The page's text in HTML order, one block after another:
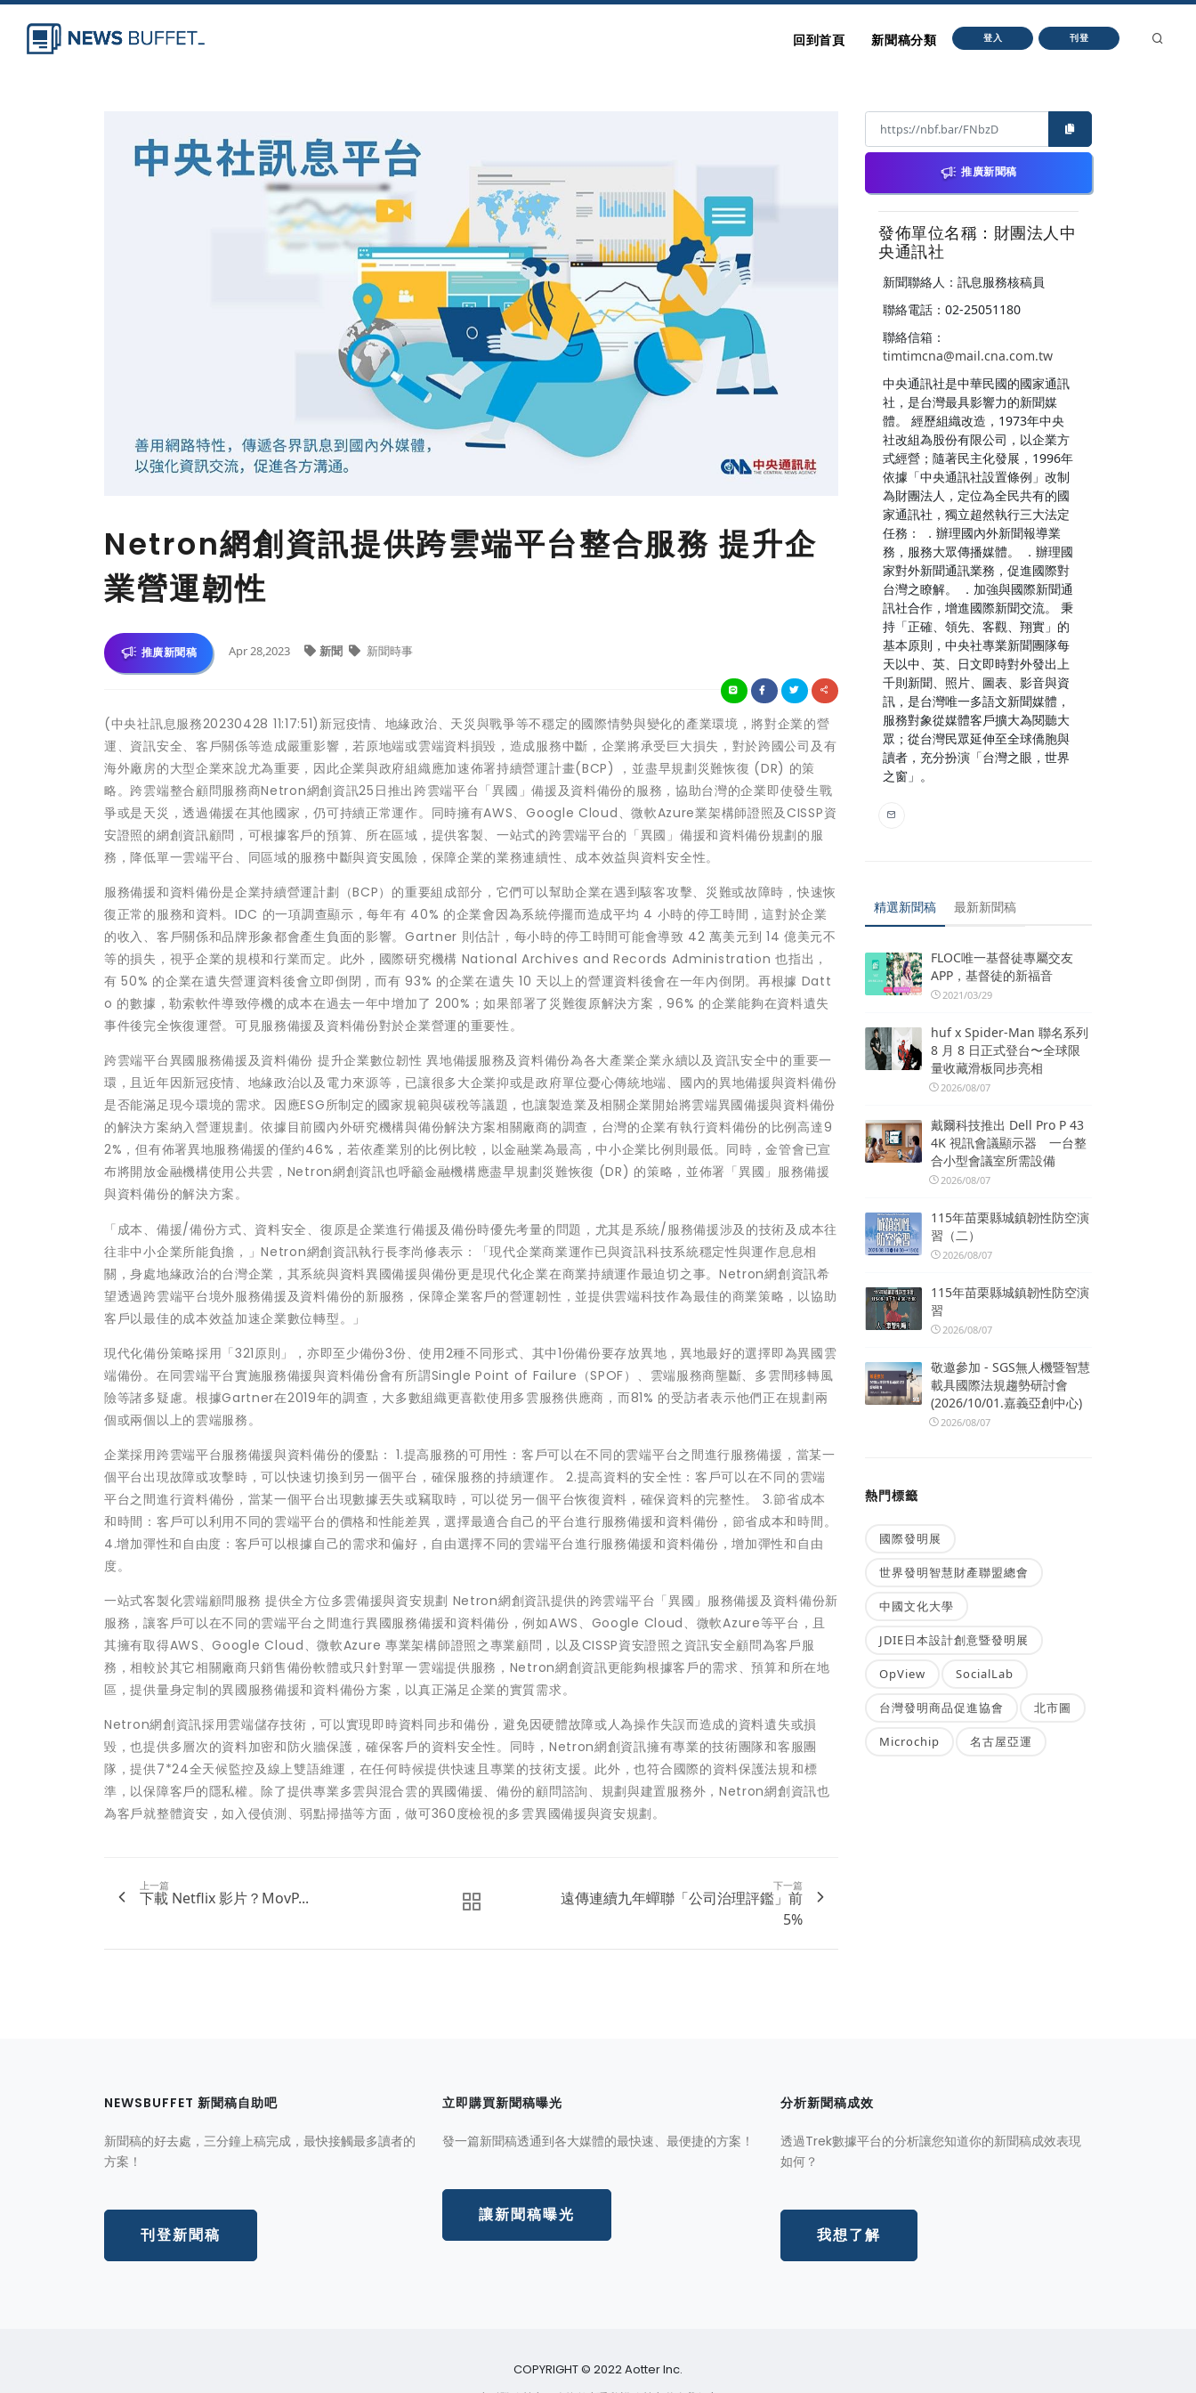
回到首頁 新聞稿分類 登入 刊登
Netron網創資訊提供跨雲端平台整合服務 提升企
業營運韌性
推廣新聞稿 Apr 28,2023 新聞 新聞時事
(中央社訊息服務20230428 11:17:51)新冠疫情、地緣政治、天災與戰爭等不穩定的國際情勢與變化的產業環境，將對企業的營
運、資訊安全、客戶關係等造成嚴重影響，若原地端或雲端資料損毀，造成服務中斷，企業將承受巨大損失，對於跨國公司及有
海外廠房的大型企業來說尤為重要，因此企業與政府組織應加速佈署持續營運計畫(BCP) ，並盡早規劃災難恢復 (DR) 的策
略。跨雲端整合顧問服務商Netron網創資訊25日推出跨雲端平台「異國」備援及資料備份的服務，協助台灣的企業即使發生戰
爭或是天災，透過備援在其他國家，仍可持續正常運作。同時擁有AWS、Google Cloud、微軟Azure業架構師證照及CISSP資
安證照的網創資訊顧問，可根據客戶的預算、所在區域，提供客製、一站式的跨雲端平台的「異國」備援和資料備份規劃的服
務，降低單一雲端平台、同區域的服務中斷與資安風險，保障企業的業務連續性、成本效益與資料安全性。
服務備援和資料備份是企業持續營運計劃（BCP）的重要組成部分，它們可以幫助企業在遇到駭客攻擊、災難或故障時，快速恢
復正常的服務和資料。IDC 的一項調查顯示，每年有 40% 的企業會因為系統停擺而造成平均 4 小時的停工時間，這對於企業
的收入、客戶關係和品牌形象都會產生負面的影響。Gartner 則估計，每小時的停工時間可能會導致 42 萬美元到 14 億美元不
等的損失，視乎企業的規模和行業而定。此外，國際研究機構 National Archives and Records Administration 也指出，
有 50% 的企業在遺失營運資料後會立即倒閉，而有 93% 的企業在遺失 10 天以上的營運資料後會在一年內倒閉。再根據 Datt
o 的數據，勒索軟件導致停機的成本在過去一年中增加了 200%；如果部署了災難復原解決方案，96% 的企業能夠在資料遺失
事件後完全恢復運營。可見服務備援及資料備份對於企業營運的重要性。
跨雲端平台異國服務備援及資料備份 提升企業數位韌性 異地備援服務及資料備份為各大產業企業永續以及資訊安全中的重要一
環，且近年因新冠疫情、地緣政治以及電力來源等，已讓很多大企業抑或是政府單位憂心傳統地端、國內的異地備援與資料備份
是否能滿足現今環境的需求。因應ESG所制定的國家規範與碳稅等議題，也讓製造業及相關企業開始將雲端異國備援與資料備份
的解決方案納入營運規劃。依據目前國內外研究機構與備份解決方案相關廠商的調查，台灣的企業有執行資料備份的比例高達9
2%，但有佈署異地服務備援的僅約46%，若依產業別的比例比較，以金融業為最高，中小企業比例則最低。同時，金管會已宣
布將開放金融機構使用公共雲，Netron網創資訊也呼籲金融機構應盡早規劃災難恢復 (DR) 的策略，並佈署「異國」服務備援
與資料備份的解決方案。
「成本、備援/備份方式、資料安全、復原是企業進行備援及備份時優先考量的問題，尤其是系統/服務備援涉及的技術及成本往
往非中小企業所能負擔，」Netron網創資訊執行長李尚修表示：「現代企業商業運作已與資訊科技系統穩定性與運作息息相
關，身處地緣政治的台灣企業，其系統與資料異國備援與備份更是現代化企業在商業持續運作最迫切之事。Netron網創資訊希
望透過跨雲端平台境外服務備援及資料備份的新服務，保障企業客戶的營運韌性，並提供雲端科技作為最佳的商業策略，以協助
客戶以最佳的成本效益加速企業數位轉型。」
現代化備份策略採用「321原則」，亦即至少備份3份、使用2種不同形式、其中1份備份要存放異地，異地最好的選擇即為異國雲
端備份。在同雲端平台實施服務備援與資料備份會有所謂Single Point of Failure（SPOF）、雲端服務商壟斷、多雲間移轉風
險等諸多疑慮。根據Gartner在2019年的調查，大多數組織更喜歡使用多雲服務供應商，而81% 的受訪者表示他們正在規劃兩
個或兩個以上的雲端服務。
企業採用跨雲端平台服務備援與資料備份的優點： 1.提高服務的可用性：客戶可以在不同的雲端平台之間進行服務備援，當某一
個平台出現故障或攻擊時，可以快速切換到另一個平台，確保服務的持續運作。 2.提高資料的安全性：客戶可以在不同的雲端
平台之間進行資料備份，當某一個平台出現數據丟失或竊取時，可以從另一個平台恢復資料，確保資料的完整性。 3.節省成本
和時間：客戶可以利用不同的雲端平台的價格和性能差異，選擇最適合自己的平台進行服務備援和資料備份，節省成本和時間。
4.增加彈性和自由度：客戶可以根據自己的需求和偏好，自由選擇不同的雲端平台進行服務備援和資料備份，增加彈性和自由
度。
一站式客製化雲端顧問服務 提供全方位多雲備援與資安規劃 Netron網創資訊提供的跨雲端平台「異國」服務備援及資料備份新
服務，讓客戶可以在不同的雲端平台之間進行異國服務備援和資料備份，例如AWS、Google Cloud、微軟Azure等平台，且
其擁有取得AWS、Google Cloud、微軟Azure 專業架構師證照之專業顧問，以及CISSP資安證照之資訊安全顧問為客戶服
務，相較於其它相關廠商只銷售備份軟體或只針對單一雲端提供服務，Netron網創資訊更能夠根據客戶的需求、預算和所在地
區，提供量身定制的異國服務備援和資料備份方案，以真正滿足企業的實質需求。
Netron網創資訊採用雲端儲存技術，可以實現即時資料同步和備份，避免因硬體故障或人為操作失誤而造成的資料遺失或損
毀，也提供多層次的資料加密和防火牆保護，確保客戶的資料安全性。同時，Netron網創資訊擁有專業的技術團隊和客服團
隊，提供7*24全天候監控及線上雙語維運，在任何時候提供快速且專業的技術支援。此外，也符合國際的資料保護法規和標
準，以保障客戶的隱私權。除了提供專業多雲與混合雲的異國備援、備份的顧問諮詢、規劃與建置服務外，Netron網創資訊也
為客戶就整體資安，如入侵偵測、弱點掃描等方面，做可360度檢視的多雲異國備援與資安規劃。
上一篇
下載 Netflix 影片？MovP...
下一篇
遠傳連續九年蟬聯「公司治理評鑑」前
5%
推廣新聞稿
發佈單位名稱：財團法人中
央通訊社
新聞聯絡人：訊息服務核稿員
聯絡電話：02-25051180
聯絡信箱：
timtimcna@mail.cna.com.tw
中央通訊社是中華民國的國家通訊
社，是台灣最具影響力的新聞媒
體。 經歷組織改造，1973年中央
社改組為股份有限公司，以企業方
式經營；隨著民主化發展，1996年
依據「中央通訊社設置條例」改制
為財團法人，定位為全民共有的國
家通訊社，獨立超然執行三大法定
任務： ．辦理國內外新聞報導業
務，服務大眾傳播媒體。 ．辦理國
家對外新聞通訊業務，促進國際對
台灣之瞭解。 ．加強與國際新聞通
訊社合作，增進國際新聞交流。 秉
持「正確、領先、客觀、翔實」的
基本原則，中央社專業新聞團隊每
天以中、英、日文即時對外發出上
千則新聞、照片、圖表、影音與資
訊，是台灣唯一多語文新聞媒體，
服務對象從媒體客戶擴大為閱聽大
眾；從台灣民眾延伸至全球僑胞與
讀者，充分扮演「台灣之眼，世界
之窗」。
精選新聞稿 最新新聞稿
FLOC唯一基督徒專屬交友
APP，基督徒的新福音
2021/03/29
huf x Spider-Man 聯名系列
8 月 8 日正式登台〜全球限
量收藏滑板同步亮相
2026/08/07
戴爾科技推出 Dell Pro P 43
4K 視訊會議顯示器 一台整
合小型會議室所需設備
2026/08/07
115年苗栗縣城鎮韌性防空演
習（二）
2026/08/07
115年苗栗縣城鎮韌性防空演
習
2026/08/07
敬邀參加 - SGS無人機暨智慧
載具國際法規趨勢研討會
(2026/10/01.嘉義亞創中心)
2026/08/07
熱門標籤
國際發明展
世界發明智慧財產聯盟總會
中國文化大學
JDIE日本設計創意暨發明展
OpView SocialLab
台灣發明商品促進協會 北市圖
Microchip 名古屋亞運
NEWSBUFFET 新聞稿自助吧
新聞稿的好去處，三分鐘上稿完成，最快接觸最多讀者的
方案！
刊登新聞稿
立即購買新聞稿曝光
發一篇新聞稿透通到各大媒體的最快速、最便捷的方案！
讓新聞稿曝光
分析新聞稿成效
透過Trek數據平台的分析讓您知道你的新聞稿成效表現
如何？
我想了解
COPYRIGHT © 2022 Aotter Inc.